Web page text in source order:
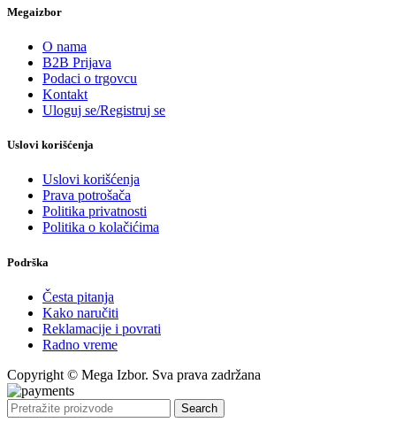
Megaizbor
O nama
B2B Prijava
Podaci o trgovcu
Kontakt
Uloguj se/Registruj se
Uslovi korišćenja
Uslovi korišćenja
Prava potrošača
Politika privatnosti
Politika o kolačićima
Podrška
Česta pitanja
Kako naručiti
Reklamacije i povrati
Radno vreme
Copyright © Mega Izbor. Sva prava zadržana
Search